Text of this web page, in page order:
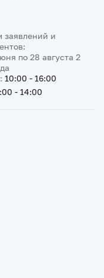
заявлений и
по 28 августа 2
10:00 - 16:00
- 14:00